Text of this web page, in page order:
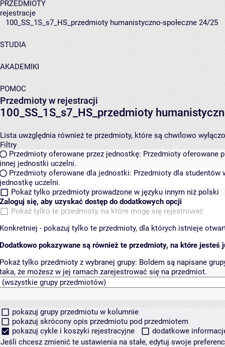
PRZEDMIOTY
rejestracje
100_SS_1S_s7_HS_przedmioty humanistyczno-społeczne 24/25
STUDIA
AKADEMIKI
POMOC
Przedmioty w rejestracji
100_SS_1S_s7_HS_przedmioty
Lista uwzględnia również te przedmioty, które są chwilowo
Filtry
Przedmioty oferowane przez jednostkę: Przedmioty oferowane
innej jednostki uczelni.
Przedmioty oferowane dla jednostki: Przedmioty dla studentów
jednostkę uczelni.
Pokaż tylko przedmioty prowadzone w języku innym niż polski
Zaloguj się, aby uzyskać dostęp do dodatkowych opcji
Pokaż tylko te przedmioty, na które mogę się rejestrować
Konkretniej - pokazuj tylko te przedmioty, dla których istnieje
Dodatkowo pokazywane są również te przedmioty, na które jesteś
Pokaż tylko przedmioty z wybranej grupy: Boldem są napisane
taka, że możesz w jej ramach zarejestrować się na przedmiot.
pokazuj grupy przedmiotu w kolumnie
pokazuj skrócony opis przedmiotu pod przedmiotem
pokazuj cykle i koszyki rejestracyjne
dodatkowe
Jeśli chcesz zmienić te ustawienia na stałe, edytuj swoje